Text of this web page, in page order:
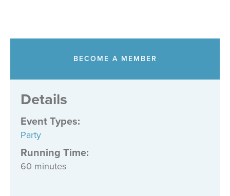
BECOME A MEMBER
Details
Event Types:
Party
Running Time:
60 minutes